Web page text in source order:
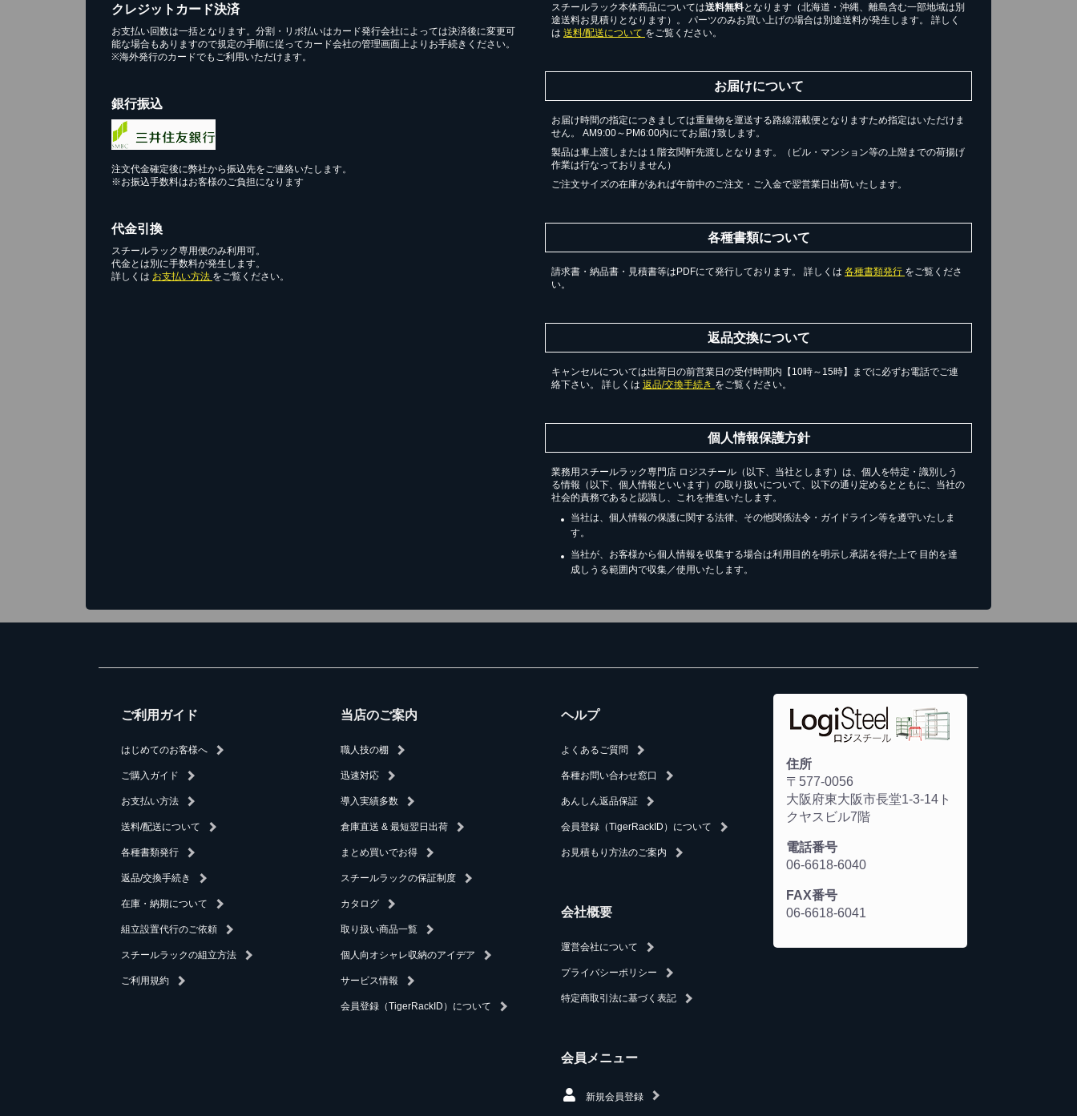
クレジットカード決済
お支払い回数は一括となります。分割・リボ払いはカード発行会社によっては決済後に変更可
能な場合もありますので規定の手順に従ってカード会社の管理画面上よりお手続きください。
※海外発行のカードでもご利用いただけます。
銀行振込
注文代金確定後に弊社から振込先をご連絡いたします。
※お振込手数料はお客様のご負担になります
代金引換
スチールラック専用便のみ利用可。
代金とは別に手数料が発生します。
詳しくは お支払い方法 をご覧ください。
スチールラック本体商品については送料無料となります（北海道・沖縄、離島含む一部地域は別
途送料お見積りとなります）。 パーツのみお買い上げの場合は別途送料が発生します。 詳しく
は 送料/配送について をご覧ください。
お届けについて
お届け時間の指定につきましては重量物を運送する路線混載便となりますため指定はいただけま
せん。 AM9:00～PM6:00内にてお届け致します。
製品は車上渡しまたは１階玄関軒先渡しとなります。（ビル・マンション等の上階までの荷揚げ
作業は行なっておりません）
ご注文サイズの在庫があれば午前中のご注文・ご入金で翌営業日出荷いたします。
各種書類について
請求書・納品書・見積書等はPDFにて発行しております。 詳しくは 各種書類発行 をご覧くださ
い。
返品交換について
キャンセルについては出荷日の前営業日の受付時間内【10時～15時】までに必ずお電話でご連
絡下さい。 詳しくは 返品/交換手続き をご覧ください。
個人情報保護方針
業務用スチールラック専門店 ロジスチール（以下、当社とします）は、個人を特定・識別しう
る情報（以下、個人情報といいます）の取り扱いについて、以下の通り定めるとともに、当社の
社会的責務であると認識し、これを推進いたします。
当社は、個人情報の保護に関する法律、その他関係法令・ガイドライン等を遵守いたしま
す。
当社が、お客様から個人情報を収集する場合は利用目的を明示し承諾を得た上で 目的を達
成しうる範囲内で収集／使用いたします。
ご利用ガイド
はじめてのお客様へ
ご購入ガイド
お支払い方法
送料/配送について
各種書類発行
返品/交換手続き
在庫・納期について
組立設置代行のご依頼
スチールラックの組立方法
ご利用規約
当店のご案内
職人技の棚
迅速対応
導入実績多数
倉庫直送 & 最短翌日出荷
まとめ買いでお得
スチールラックの保証制度
カタログ
取り扱い商品一覧
個人向オシャレ収納のアイデア
サービス情報
会員登録（TigerRackID）について
ヘルプ
よくあるご質問
各種お問い合わせ窓口
あんしん返品保証
会員登録（TigerRackID）について
お見積もり方法のご案内
会社概要
運営会社について
プライバシーポリシー
特定商取引法に基づく表記
会員メニュー
新規会員登録
住所
〒577-0056
大阪府東大阪市長堂1-3-14ト
クヤスビル7階
電話番号
06-6618-6040
FAX番号
06-6618-6041